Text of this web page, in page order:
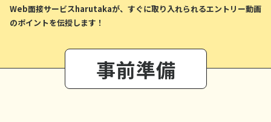
Web面接サービスharutakaが、すぐに取り入れられるエントリー動画
のポイントを伝授します！
事前準備